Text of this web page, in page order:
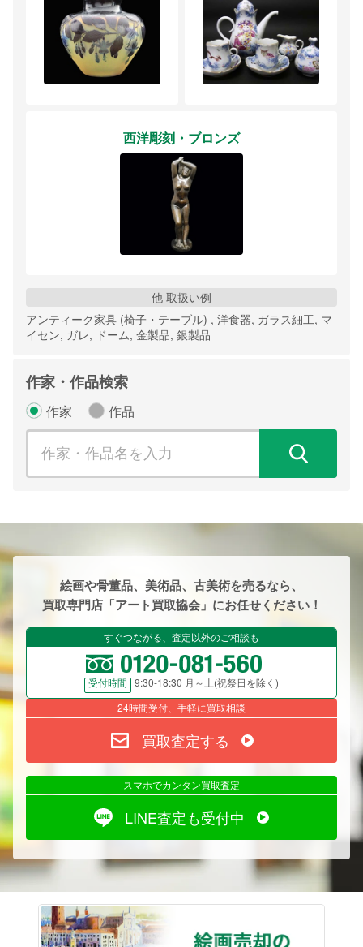
西洋彫刻・ブロンズ
他 取扱い例
アンティーク家具 (椅子・テーブル) , 洋食器, ガラス細工, マ
イセン, ガレ, ドーム, 金製品, 銀製品
作家・作品検索
作家 作品
絵画や骨董品、美術品、古美術を売るなら、
買取専門店「アート買取協会」にお任せください！
すぐつながる、査定以外のご相談も
受付時間
9:30-18:30 月～土(祝祭日を除く)
24時間受付、手軽に買取相談
買取査定する
スマホでカンタン買取査定
LINE査定も受付中